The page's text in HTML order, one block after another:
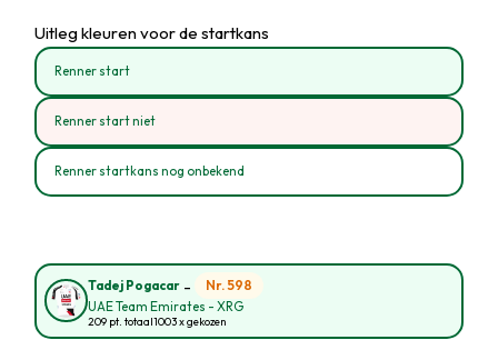
Uitleg kleuren voor de startkans
Renner start
Renner start niet
Renner startkans nog onbekend
Tadej Pogacar - Nr. 598
UAE Team Emirates - XRG
209 pt. totaal1003 x gekozen